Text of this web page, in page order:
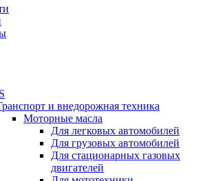
и внедорожная техника
Моторные масла
Для легковых автомобилей
Для грузовых автомобилей
Для стационарных газовых
двигателей